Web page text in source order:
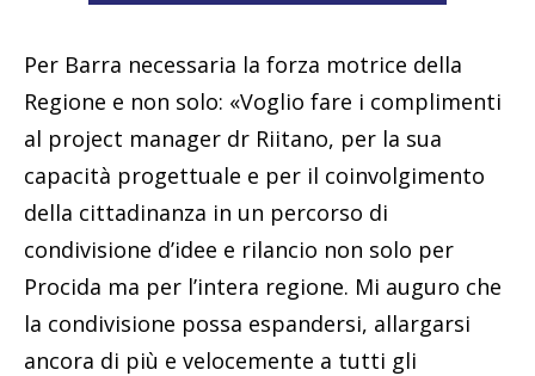
Per Barra necessaria la forza motrice della
Regione e non solo: «Voglio fare i complimenti
al project manager dr Riitano, per la sua
capacità progettuale e per il coinvolgimento
della cittadinanza in un percorso di
condivisione d’idee e rilancio non solo per
Procida ma per l’intera regione. Mi auguro che
la condivisione possa espandersi, allargarsi
ancora di più e velocemente a tutti gli